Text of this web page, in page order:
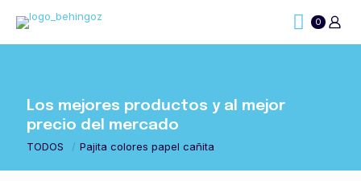
0
Los mejores productos y al mejor
precio del mercado
TODOS / Pajita colores papel cañita